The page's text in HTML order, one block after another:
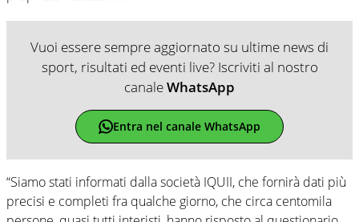
Vuoi essere sempre aggiornato su ultime news di
sport, risultati ed eventi live? Iscriviti al nostro
canaleWhatsApp
Entra nel canale WhatsApp
“Siamo stati informati dalla società IQUII, che fornirà dati più
precisi e completi fra qualche giorno, che circa centomila